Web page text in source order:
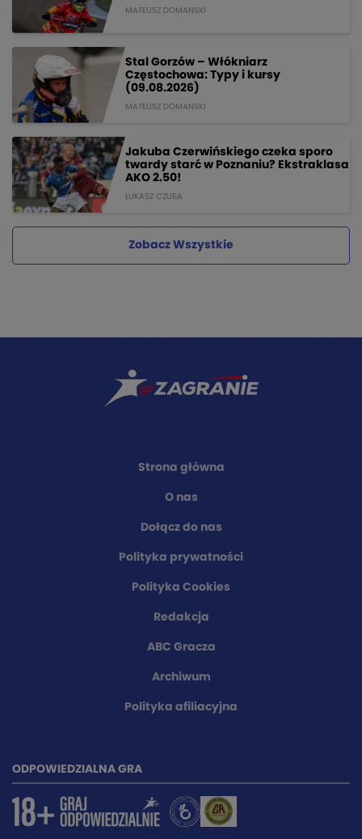
MATEUSZ DOMANSKI
Stal Gorzów – Włókniarz
Częstochowa: Typy i kursy
(09.08.2026)
MATEUSZ DOMANSKI
Jakuba Czerwińskiego czeka sporo
twardy starć w Poznaniu? Ekstraklasa
AKO 2.50!
ŁUKASZ CZUBA
Zobacz Wszystkie
Strona główna
O nas
Dołącz do nas
Polityka prywatności
Polityka Cookies
Redakcja
ABC Gracza
Archiwum
Polityka afiliacyjna
ODPOWIEDZIALNA GRA